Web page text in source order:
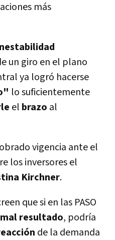
más
un giro en el plano
ya logró hacerse
lo suficientemente
el brazo al
vigencia ante el
los inversores el
Kirchner.
que si en las PASO
malresultado, podría
de la demanda